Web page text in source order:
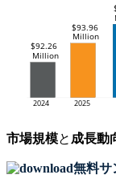
市場規模と成長動
無料サ